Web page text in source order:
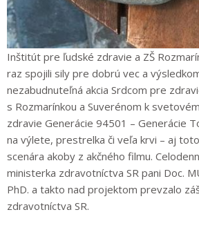
Inštitút pre ľudské zdravie a ZŠ
raz spojili sily pre dobrú vec a
nezabudnuteľná akcia Srdcom pre
s Rozmarínkou a Suverénom k
zdravie Generácie 94501 – Generácie
na výlete, prestrelka či veľa krvi – aj
scenára akoby z akčného filmu.
ministerka zdravotníctva SR pani Doc.
PhD. a takto nad projektom prevzalo
zdravotníctva SR.